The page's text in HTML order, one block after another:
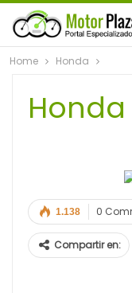
Home Honda
Honda
0
1.138
Compartir en: